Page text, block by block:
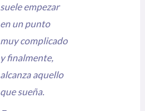
suele empezar
en un punto
muy complicado
y finalmente,
alcanza aquello
que sueña.